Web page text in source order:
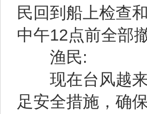
民回到船上检查
中午12点前全部
渔民:
现在台风越来
足安全措施，